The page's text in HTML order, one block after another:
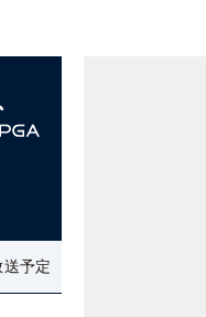
予定